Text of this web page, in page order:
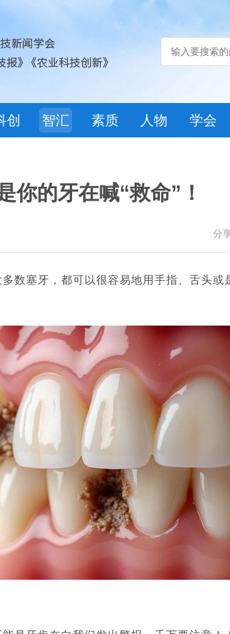
创 智汇 素质 人物 学会
你的牙在喊“救命”！
分
数塞牙，都可以很容易地用手指、舌头或